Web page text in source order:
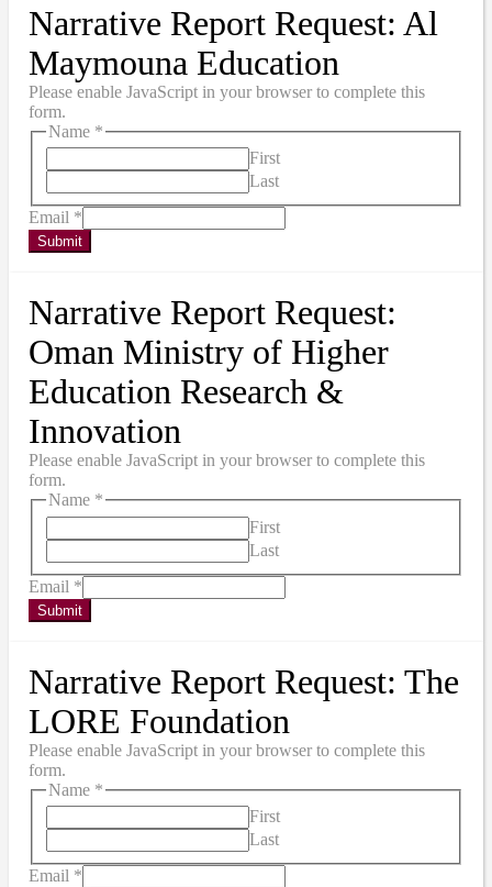
Narrative Report Request: Al
Maymouna Education
Please enable JavaScript in your browser to complete this
form.
Name *
First
Last
Email *
Submit
Narrative Report Request:
Oman Ministry of Higher
Education Research &
Innovation
Please enable JavaScript in your browser to complete this
form.
Name *
First
Last
Email *
Submit
Narrative Report Request: The
LORE Foundation
Please enable JavaScript in your browser to complete this
form.
Name *
First
Last
Email *